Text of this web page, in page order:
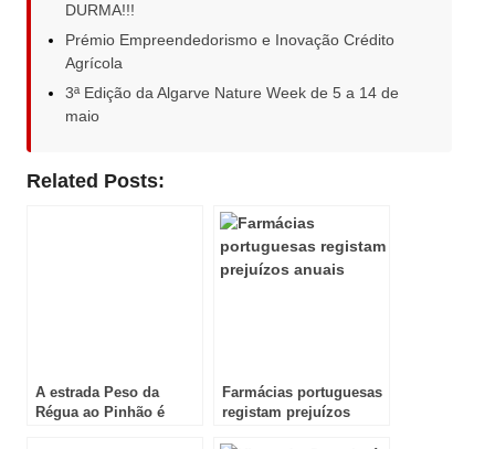
DURMA!!!
Prémio Empreendedorismo e Inovação Crédito
Agrícola
3ª Edição da Algarve Nature Week de 5 a 14 de
maio
Related Posts:
A estrada Peso da
Régua ao Pinhão é
Farmácias portuguesas
registam prejuízos